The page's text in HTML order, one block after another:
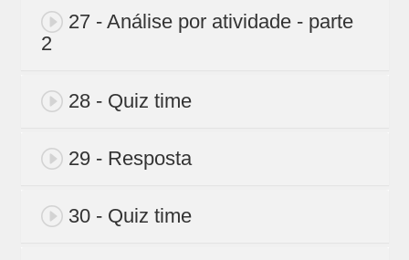
27 - Análise por atividade - parte
2
28 - Quiz time
29 - Resposta
30 - Quiz time